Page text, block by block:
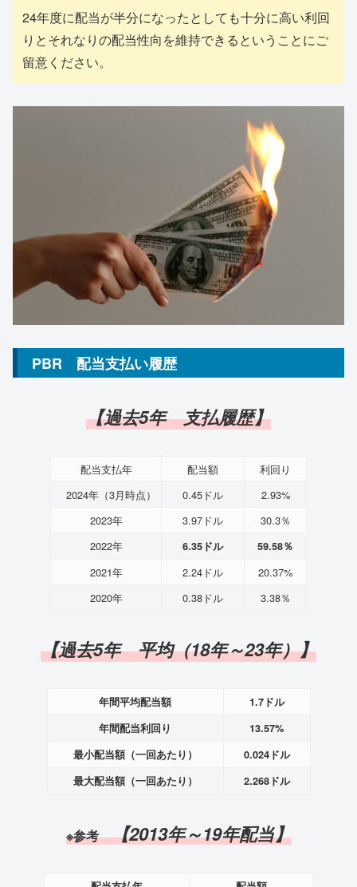
24年度に配当が半分になったとしても十分に高い利回
りとそれなりの配当性向を維持できるということにご
留意ください。
PBR 配当支払い履歴
【過去5年 支払履歴】
配当支払年 配当額
利回り
2024年（3月時点）
0.45ドル
2.93%
2023年
3.97ドル
30.3％
2022年
6.35ドル 59.58％
2021年 2.24ドル
20.37%
2020年
0.38ドル 3.38％
【過去5年 平均（18年～23年）】
年間平均配当額
1.7ドル
年間配当利回り
13.57%
最小配当額（一回あたり）
0.024ドル
最大配当額（一回あたり）
2.268ドル
※参考 【2013年～19年配当】